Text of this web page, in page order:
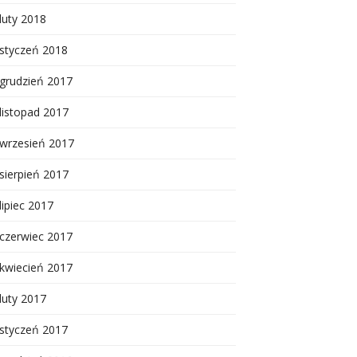
luty 2018
styczeń 2018
grudzień 2017
listopad 2017
wrzesień 2017
sierpień 2017
lipiec 2017
czerwiec 2017
kwiecień 2017
luty 2017
styczeń 2017